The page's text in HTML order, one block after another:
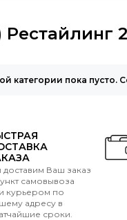
Рестайлинг
категории пока
Ваш заказ
самовывоза
курьером по
адресу в
сроки.